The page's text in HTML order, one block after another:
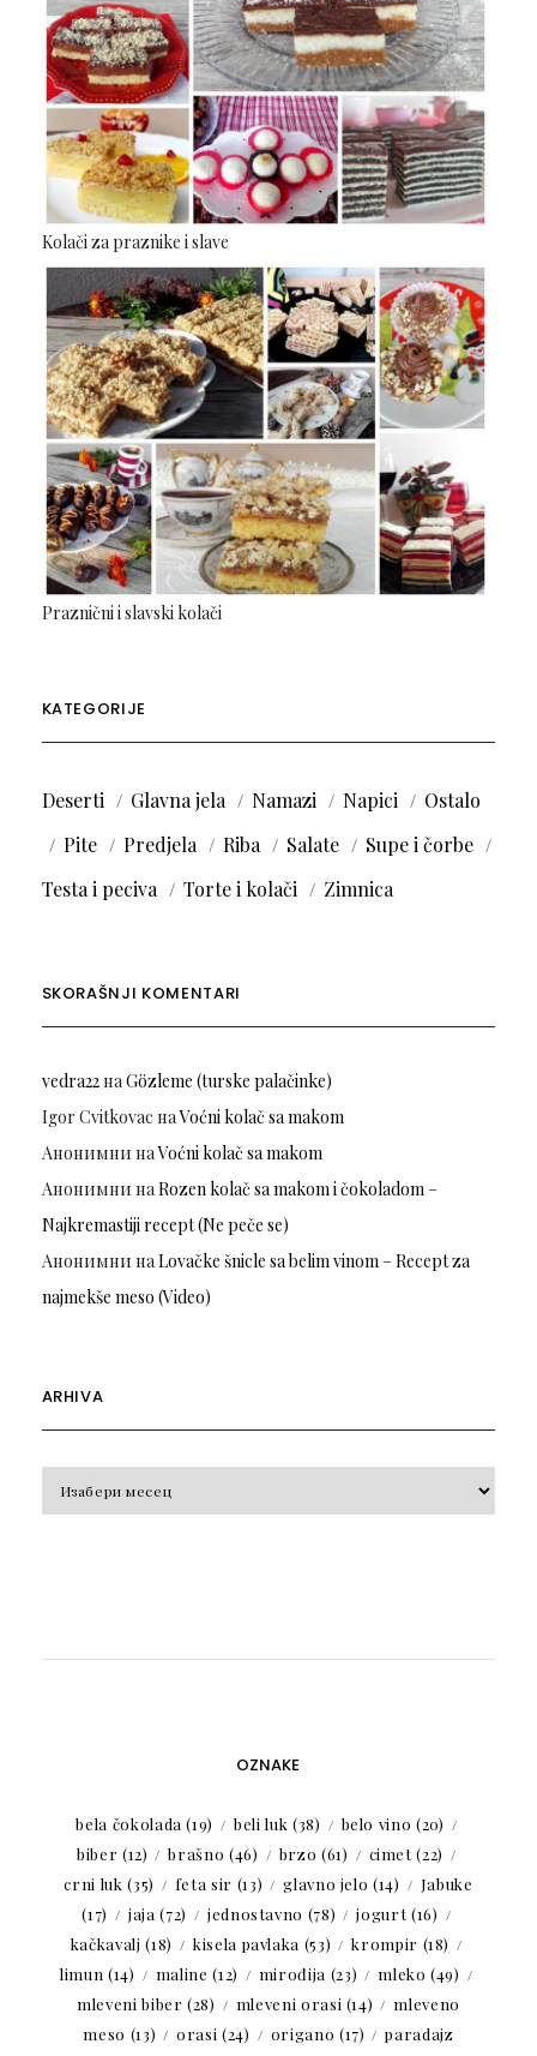
Kolači za praznike i slave
Praznični i slavski kolači
KATEGORIJE
Deserti Glavna jela Namazi Napici
Ostalo
Pite
Predjela Riba Salate
Supe i čorbe
Testa i peciva
Torte i kolači Zimnica
SKORAŠNJI KOMENTARI
vedra22наGözleme (turske palačinke)
Igor Cvitkovac наVoćni kolač sa makom
Анонимни наVoćni kolač sa makom
Анонимни наRozen kolač sa makom i čokoladom –
Najkremastiji recept (Ne peče se)
Анонимни наLovačke šnicle sa belim vinom – Recept za
najmekše meso (Video)
ARHIVA
OZNAKE
bela čokolada (19) beli luk (38) belo vino (20)
biber (12) brašno (46) brzo (61) cimet(22)
crni luk (35) feta sir (13) glavno jelo (14)
Jabuke
(17)
jaja (72) jednostavno (78) jogurt(16)
kačkavalj (18) kisela pavlaka (53) krompir (18)
limun (14) maline (12) mirođija (23) mleko (49)
mleveni biber (28) mleveni orasi (14)
mleveno
meso (13) orasi (24) origano (17)
paradajz